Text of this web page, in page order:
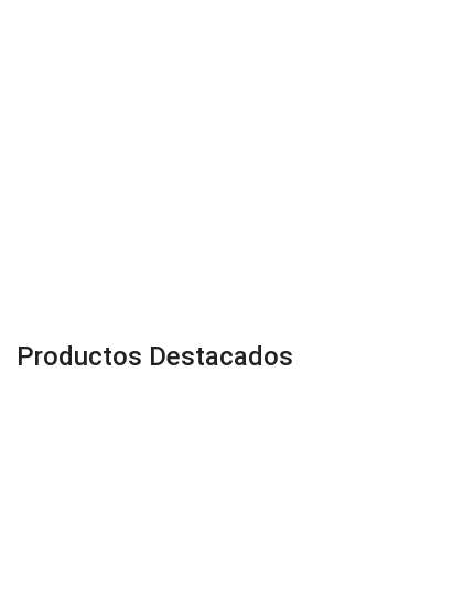
Productos Destacados